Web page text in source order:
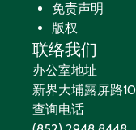
免责声明
版权
联络我们
办公室地址
新界大埔露屏路
查询电话